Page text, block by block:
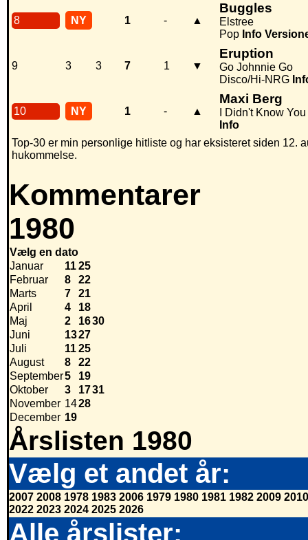
8 NY 1 - ▲
Buggles
Elstree
Pop Info
9 3 3 7 1 ▼
Eruption
Go Johnnie Go
Disco/Hi-NRG
10 NY 1 - ▲
Maxi Berg
I Didn't Know
Info
Top-30 er min personlige hitliste og har eksisteret siden 12.
hukommelse.
Kommentarer
1980
Vælg en dato
Januar
1125
Februar
8
22
Marts
7
21
April
4
18
Maj
2 1630
Juni
1327
Juli
1125
August
8
22
September5
19
Oktober
3 1731
November 1428
December 19
Årslisten 1980
Vælg et andet år:
2007 2008 1978 1983 2006 1979 1980 1981 1982 2009 2010
2022 2023 2024 2025 2026
Alle årslister: